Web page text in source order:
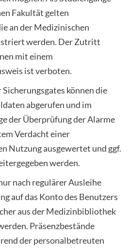
Fakultät gelten
an der Medizinischen
werden. Der Zutritt
mit einem
ist verboten.
können die
abgerufen und im
der Überprüfung der Alarme
Verdacht einer
Nutzung ausgewertet und ggf.
werden.
nach regulärer Ausleihe
auf das Konto des Benutzers
aus der Medizinbibliothek
Präsenzbestände
der personalbetreuten